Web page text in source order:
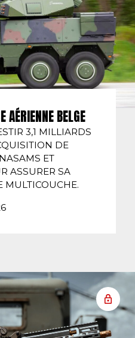
AÉRIENNE BELGE
3,1 MILLIARDS
DE
ET
ASSURER SA
MULTICOUCHE.